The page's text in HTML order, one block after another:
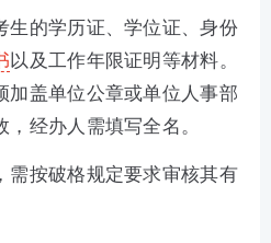
生的学历证、学位证、身份
以及工作年限证明等材料。
加盖单位公章或单位人事部
经办人需填写全名。
需按破格规定要求审核其有